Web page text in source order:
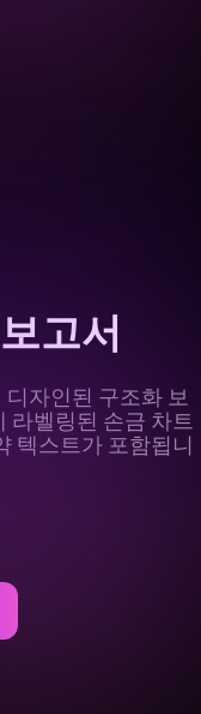
고서
자인된 구조화 보
라벨링된 손금 차트
텍스트가 포함됩니